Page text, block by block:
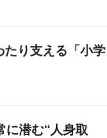
り支える「小学
に潜む“人身取